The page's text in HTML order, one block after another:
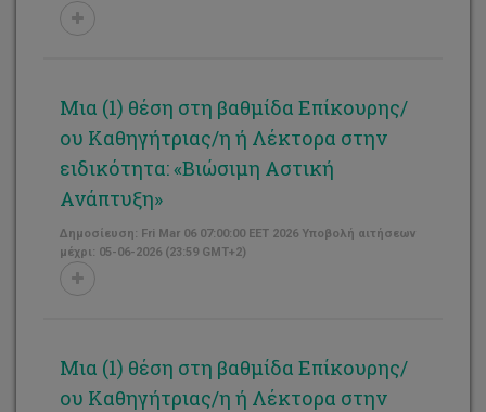
Μια (1) θέση στη βαθμίδα Επίκουρης/
ου Καθηγήτριας/η ή Λέκτορα στην
ειδικότητα: «Βιώσιμη Αστική
Ανάπτυξη»
Δημοσίευση: Fri Mar 06 07:00:00 EET 2026 Υποβολή αιτήσεων
μέχρι: 05-06-2026 (23:59 GMT+2)
Μια (1) θέση στη βαθμίδα Επίκουρης/
ου Καθηγήτριας/η ή Λέκτορα στην